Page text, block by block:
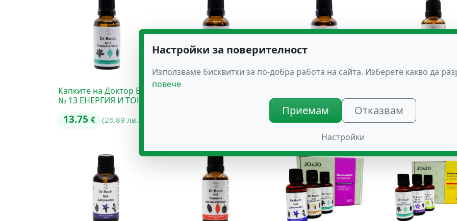
Капките на Доктор Бах
№ 13 ЕНЕРГИЯ И ТОНУС
13.75 € (26.89 лв.)
Капките на Доктор Бах
№ 18 СТАБИЛНОСТ
13.75 (26.89 лв.)
№ 3 СЪН
13.75
Настройки за поверителност
Използваме бисквитки за по-добра работа на сайта. Изберете какво да
повече
Приемам Отказвам
Настройки